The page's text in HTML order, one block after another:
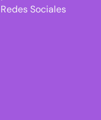
Redes Sociales